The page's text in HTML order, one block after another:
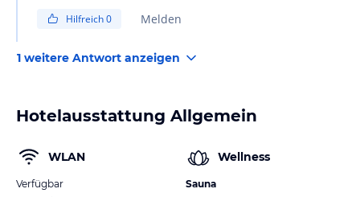
Hilfreich0 Melden
1 weitere Antwort anzeigen
Hotelausstattung Allgemein
WLAN
Verfügbar
Wellness
Sauna